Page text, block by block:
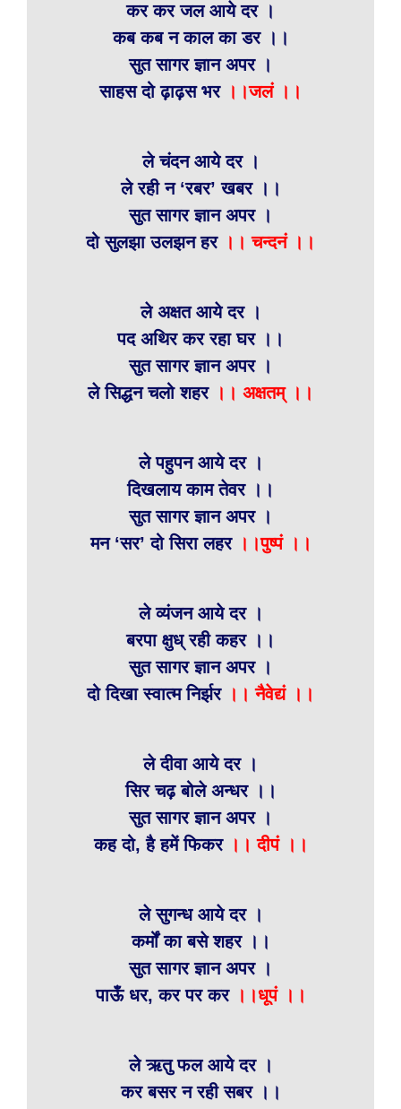
कर कर जल आये दर ।
कब कब न काल का डर ।।
सुत सागर ज्ञान अपर ।
साहस दो ढ़ाढ़स भर ।।जलं ।।
ले चंदन आये दर ।
ले रही न ‘रबर’ खबर ।।
सुत सागर ज्ञान अपर ।
दो सुलझा उलझन हर ।। चन्दनं ।।
ले अक्षत आये दर ।
पद अथिर कर रहा घर ।।
सुत सागर ज्ञान अपर ।
ले सिद्धन चलो शहर ।। अक्षतम् ।।
ले पहुपन आये दर ।
दिखलाय काम तेवर ।।
सुत सागर ज्ञान अपर ।
मन ‘सर’ दो सिरा लहर ।।पुष्पं ।।
ले व्यंजन आये दर ।
बरपा क्षुध् रही कहर ।।
सुत सागर ज्ञान अपर ।
दो दिखा स्वात्म निर्झर।। नैवेद्यं ।।
ले दीवा आये दर ।
सिर चढ़ बोले अन्धर ।।
सुत सागर ज्ञान अपर ।
कह दो, है हमें फिकर ।। दीपं ।।
ले सुगन्ध आये दर ।
कर्मों का बसे शहर ।।
सुत सागर ज्ञान अपर ।
पाऊँ धर, कर पर कर ।।धूपं ।।
ले ऋतु फल आये दर ।
कर बसर न रही सबर ।।